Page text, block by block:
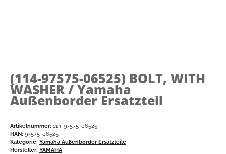
(114-97575-06525) BOLT, WITH
WASHER / Yamaha
Außenborder Ersatzteil
Artikelnummer: 114-97575-06525
HAN: 97575-06525
Kategorie: Yamaha Außenborder Ersatzteile
Hersteller: YAMAHA